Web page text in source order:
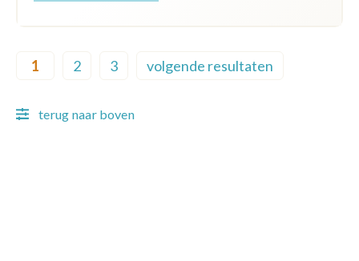
1 2 3 volgende resultaten
terug naar boven